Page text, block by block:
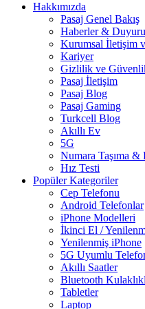
Hakkımızda
Pasaj Genel Bakış
Haberler &
Kurumsal İletişim
Kariyer
Gizlilik ve
Pasaj İletişim
Pasaj Blog
Pasaj Gaming
Turkcell Blog
Akıllı Ev
5G
Numara Taşıma &
Hız Testi
Popüler Kategoriler
Cep Telefonu
Android Telefonlar
iPhone Modelleri
İkinci El /
Yenilenmiş iPhone
5G Uyumlu
Akıllı Saatler
Bluetooth
Tabletler
Laptop